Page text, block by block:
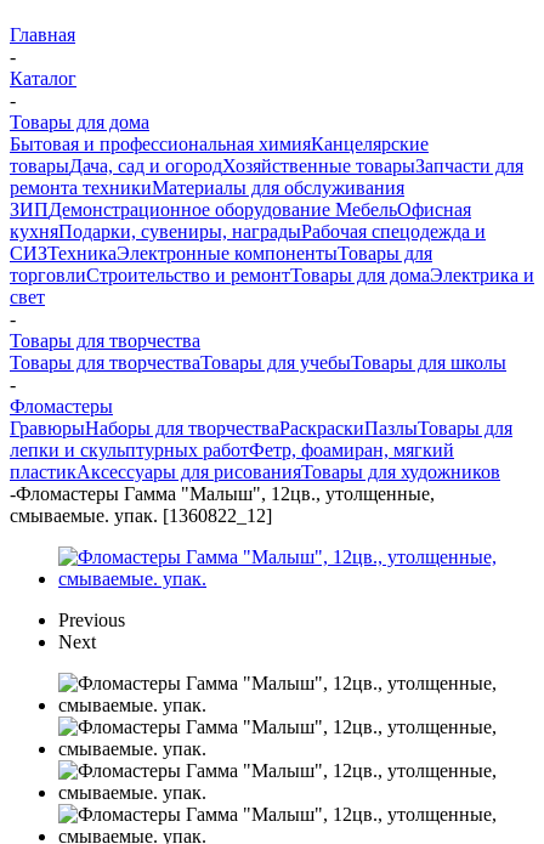
Главная
-
Каталог
-
Товары для дома
Бытовая и профессиональная химияКанцелярские
товарыДача, сад и огородХозяйственные товарыЗапчасти для
ремонта техникиМатериалы для обслуживания
ЗИПДемонстрационное оборудование МебельОфисная
кухняПодарки, сувениры, наградыРабочая спецодежда и
СИЗТехникаЭлектронные компонентыТовары для
торговлиСтроительство и ремонтТовары для домаЭлектрика и
свет
-
Товары для творчества
Товары для творчестваТовары для учебыТовары для школы
-
Фломастеры
ГравюрыНаборы для творчестваРаскраскиПазлыТовары для
лепки и скульптурных работФетр, фоамиран, мягкий
пластикАксессуары для рисованияТовары для художников
-Фломастеры Гамма "Малыш", 12цв., утолщенные,
смываемые. упак. [1360822_12]
Previous
Next